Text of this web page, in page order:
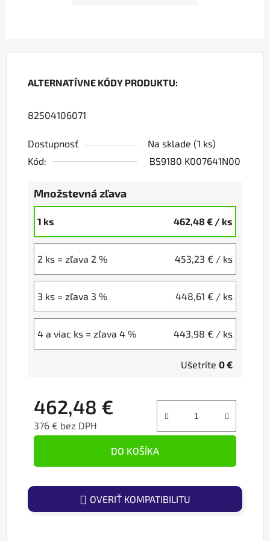
ALTERNATÍVNE KÓDY PRODUKTU:
82504106071
Dostupnosť Na sklade (1 ks)
Kód:
BS9180 K007641N00
Množstevná zľava
1 ks 462,48 € / ks
2 ks = zľava 2 % 453,23 € / ks
3 ks = zľava 3 % 448,61 € / ks
4 a viac ks = zľava 4 % 443,98 € / ks
Ušetríte 0 €
462,48 €
376 € bez DPH
DO KOŠÍKA
OVERIŤ KOMPATIBILITU